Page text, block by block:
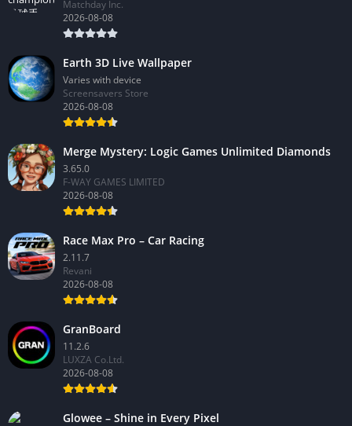
Matchday Inc.
2026-08-08
Earth 3D Live Wallpaper
Varies with device
Screensavers Store
2026-08-08
Merge Mystery: Logic Games Unlimited Diamonds
3.65.0
F-WAY GAMES LIMITED
2026-08-08
Race Max Pro – Car Racing
2.11.7
Revani
2026-08-08
GranBoard
11.2.6
LUXZA Co.Ltd.
2026-08-08
Glowee – Shine in Every Pixel